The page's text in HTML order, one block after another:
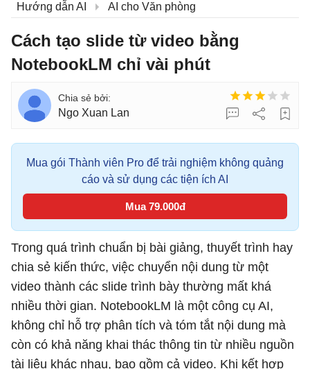
Hướng dẫn AI AI cho Văn phòng
Cách tạo slide từ video bằng
NotebookLM chỉ vài phút
Ngo Xuan Lan
Mua gói Thành viên Pro để trải nghiệm không quảng
cáo và sử dụng các tiện ích AI
Mua 79.000đ
Trong quá trình chuẩn bị bài giảng, thuyết trình hay
chia sẻ kiến thức, việc chuyển nội dung từ một
video thành các slide trình bày thường mất khá
nhiều thời gian. NotebookLM là một công cụ AI,
không chỉ hỗ trợ phân tích và tóm tắt nội dung mà
còn có khả năng khai thác thông tin từ nhiều nguồn
tài liệu khác nhau, bao gồm cả video. Khi kết hợp